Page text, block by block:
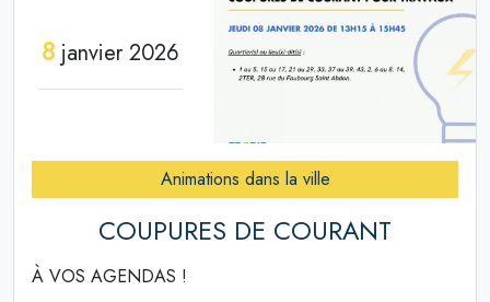
8janvier 2026
Animations dans la ville
COUPURES DE COURANT
À VOS AGENDAS !